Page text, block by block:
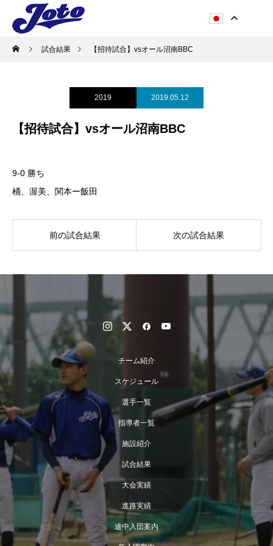
試合結果 【招待試合】vsオール沼南BBC
2019 2019.05.12
【招待試合】vsオール沼南BBC
9-0 勝ち
桶、渥美、関本ー飯田
前の試合結果 次の試合結果
チーム紹介
スケジュール
選手一覧
指導者一覧
施設紹介
試合結果
大会実績
進路実績
途中入団案内